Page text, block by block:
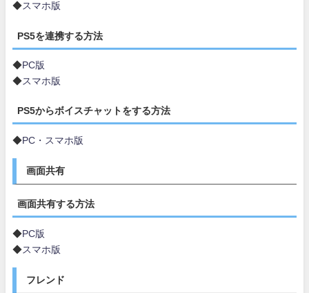
◆スマホ版
PS5を連携する方法
◆PC版
◆スマホ版
PS5からボイスチャットをする方法
◆PC・スマホ版
画面共有
画面共有する方法
◆PC版
◆スマホ版
フレンド